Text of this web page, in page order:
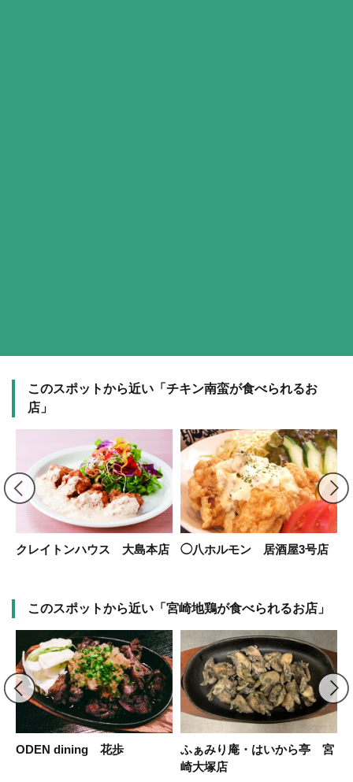
このスポットから近い「チキン南蛮が食べられるお
店」
クレイトンハウス 大島本店 ◯八ホルモン 居酒屋3号店
このスポットから近い「宮崎地鶏が食べられるお店」
ODEN dining 花歩
ふぁみり庵・はいから亭 宮
崎大塚店